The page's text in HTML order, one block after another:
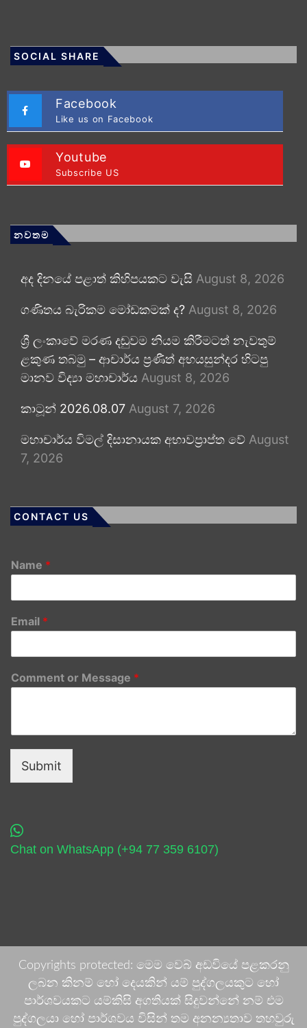
SOCIAL SHARE
Facebook
Like us on Facebook
Youtube
Subscribe US
නවතම
අද දිනයේ පළාත් කිහිපයකට වැසි August 8, 2026
ගණිතය බැරිකම මෝඩකමක් ද? August 8, 2026
ශ්‍රී ලංකාවේ මරණ දඬුවම නියම කිරීමටත් නැවතුම්
ළකුණ තබමු – ආචාර්ය ප්‍රණීත් අභයසුන්දර හිටපු
මානව විද්‍යා මහාචාර්ය August 8, 2026
කාටූන් 2026.08.07 August 7, 2026
මහාචාර්ය විමල් දිසානායක අභාවප්‍රාප්ත වේ August
7, 2026
CONTACT US
Name *
Email *
Comment or Message *
Submit
Chat on WhatsApp (+94 77 359 6107)
Copyrights protected: මෙම වෙබ් අඩවියේ පළකරනු
ලබන කිනම් හෝ දෙයකින් යම් පුද්ගලයකුට හෝ
පාර්ශවයකට යම්කිසි අගතියක් සිදුවන්නේ නම් එම
පුද්ගලයා හෝ පාර්ශවය විසින් තම අනන්‍යතාව තහවුරු